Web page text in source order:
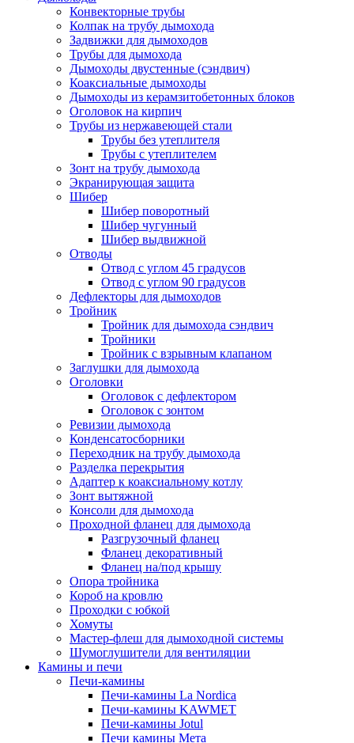
Конвекторные трубы
Колпак на трубу дымохода
Задвижки для дымоходов
Трубы для дымохода
Дымоходы двустенные (сэндвич)
Коаксиальные дымоходы
Дымоходы из керамзитобетонных блоков
Оголовок на кирпич
Трубы из нержавеющей стали
Трубы без утеплителя
Трубы с утеплителем
Зонт на трубу дымохода
Экранирующая защита
Шибер
Шибер поворотный
Шибер чугунный
Шибер выдвижной
Отводы
Отвод с углом 45 градусов
Отвод с углом 90 градусов
Дефлекторы для дымоходов
Тройник
Тройник для дымохода сэндвич
Тройники
Тройник с взрывным клапаном
Заглушки для дымохода
Оголовки
Оголовок с дефлектором
Оголовок с зонтом
Ревизии дымохода
Конденсатосборники
Переходник на трубу дымохода
Разделка перекрытия
Адаптер к коаксиальному котлу
Зонт вытяжной
Консоли для дымохода
Проходной фланец для дымохода
Разгрузочный фланец
Фланец декоративный
Фланец на/под крышу
Опора тройника
Короб на кровлю
Проходки с юбкой
Хомуты
Мастер-флеш для дымоходной системы
Шумоглушители для вентиляции
Камины и печи
Печи-камины
Печи-камины La Nordica
Печи-камины KAWMET
Печи-камины Jotul
Печи камины Мета